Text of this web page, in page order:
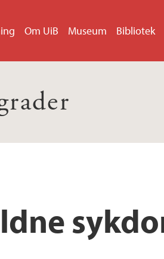
Om UiB Museum Bibliotek